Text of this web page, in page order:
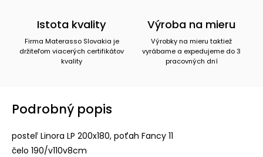
Istota kvality
Firma Materasso Slovakia je
držiteľom viacerých certifikátov
kvality
Výroba na mieru
Výrobky na mieru taktiež
vyrábame a expedujeme do 3
pracovných dní
Podrobný popis
posteľ Linora LP 200x180, poťah Fancy 11
čelo 190/v110v8cm